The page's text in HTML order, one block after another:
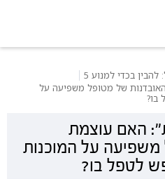
בכדי למנוע 5
של מטופל משפיעה על
בו?
האם עוצמת
על המוכנות
לטפל בו?